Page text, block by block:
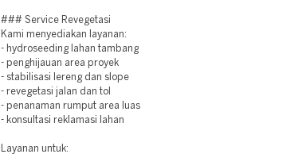
### Service Revegetasi
Kami menyediakan layanan:
- hydroseeding lahan tambang
- penghijauan area proyek
- stabilisasi lereng dan slope
- revegetasi jalan dan tol
- penanaman rumput area luas
- konsultasi reklamasi lahan
Layanan untuk: